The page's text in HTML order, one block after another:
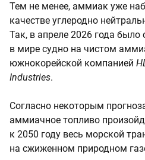
Тем не менее, аммиак уже
качестве углеродно
Так, в апреле 2026 года было
в мире судно на чистом
южнокорейской компанией
Industries.
Согласно некоторым
аммиачное топливо
к 2050 году весь морской
на сжиженном природном